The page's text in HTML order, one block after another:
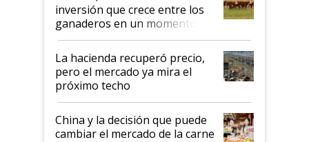
inversión que crece entre los
ganaderos en un momento
histórico para la actividad
La hacienda recuperó precio,
pero el mercado ya mira el
próximo techo
China y la decisión que puede
cambiar el mercado de la carne